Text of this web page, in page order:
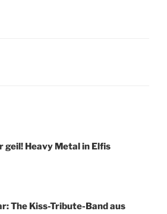
geil! Heavy Metal in Elfis
The Kiss-Tribute-Band aus